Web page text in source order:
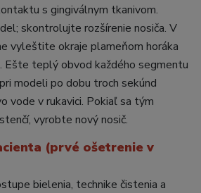
s gingiválnym tkanivom.
skontrolujte rozšírenie nosiča. V
vyleštite okraje plameňom horáka
Ešte teplý obvod každého segmentu
modeli po dobu troch sekúnd
vode v rukavici. Pokiaľ sa tým
vyrobte nový nosič.
(prvé ošetrenie v
bielenia, technike čistenia a